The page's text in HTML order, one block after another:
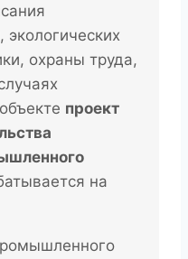
охраны труда,
проект
на